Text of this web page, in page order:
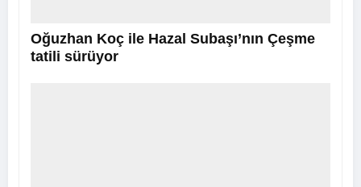
Oğuzhan Koç ile Hazal Subaşı’nın Çeşme
tatili sürüyor